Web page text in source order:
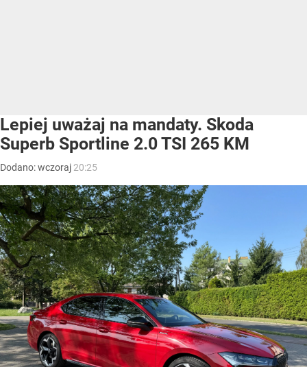
Lepiej uważaj na mandaty. Skoda
Superb Sportline 2.0 TSI 265 KM
Dodano:wczoraj 20:25